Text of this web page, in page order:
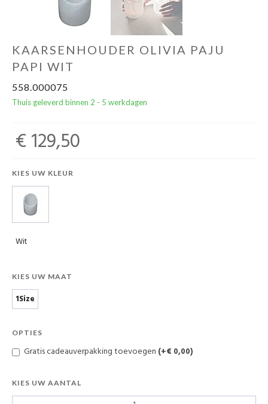
Acties en events
KAARSENHOUDER OLIVIA PAJU
PAPI WIT
558.000075
Thuis geleverd binnen 2 - 5 werkdagen
€ 129,50
KIES UW KLEUR
Wit
KIES UW MAAT
1Size
OPTIES
Gratis cadeauverpakking toevoegen (+€ 0,00)
KIES UW AANTAL